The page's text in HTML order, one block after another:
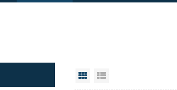
जालक दृश्यसूची दृश्य